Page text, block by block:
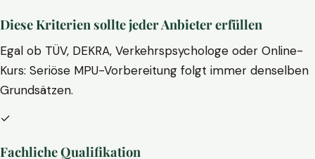
Diese Kriterien sollte jeder Anbieter erfüllen
Egal ob TÜV, DEKRA, Verkehrspsychologe oder Online-
Kurs: Seriöse MPU-Vorbereitung folgt immer denselben
Grundsätzen.
✓
Fachliche Qualifikation